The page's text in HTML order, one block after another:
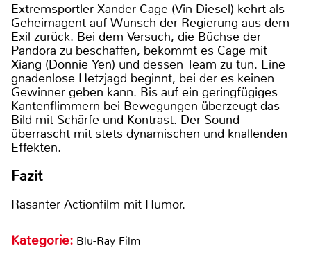
Extremsportler Xander Cage (Vin Diesel) kehrt als
Geheimagent auf Wunsch der Regierung aus dem
Exil zurück. Bei dem Versuch, die Büchse der
Pandora zu beschaffen, bekommt es Cage mit
Xiang (Donnie Yen) und dessen Team zu tun. Eine
gnadenlose Hetzjagd beginnt, bei der es keinen
Gewinner geben kann. Bis auf ein geringfügiges
Kantenflimmern bei Bewegungen überzeugt das
Bild mit Schärfe und Kontrast. Der Sound
überrascht mit stets dynamischen und knallenden
Effekten.
Fazit
Rasanter Actionfilm mit Humor.
Kategorie: Blu-Ray Film